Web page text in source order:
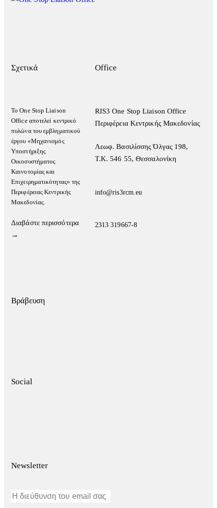
Σχετικά
Το One Stop Liaison
Office αποτελεί κεντρικό
πυλώνα του εμβληματικού
έργου «Μηχανισμός
Υποστήριξης
Οικοσυστήματος
Καινοτομίας και
Επιχειρηματικότητας» της
Περιφέρειας Κεντρικής
Μακεδονίας.
Διαβάστε περισσότερα
→
Βράβευση
Office
RIS3 One Stop Liaison Office
Περιφέρεια Κεντρικής Μακεδονίας
Λεωφ. Βασιλίσσης Όλγας 198,
Τ.Κ. 546 55, Θεσσαλονίκη
info@ris3rcm.eu
2313 319667-8
Social
Newsletter